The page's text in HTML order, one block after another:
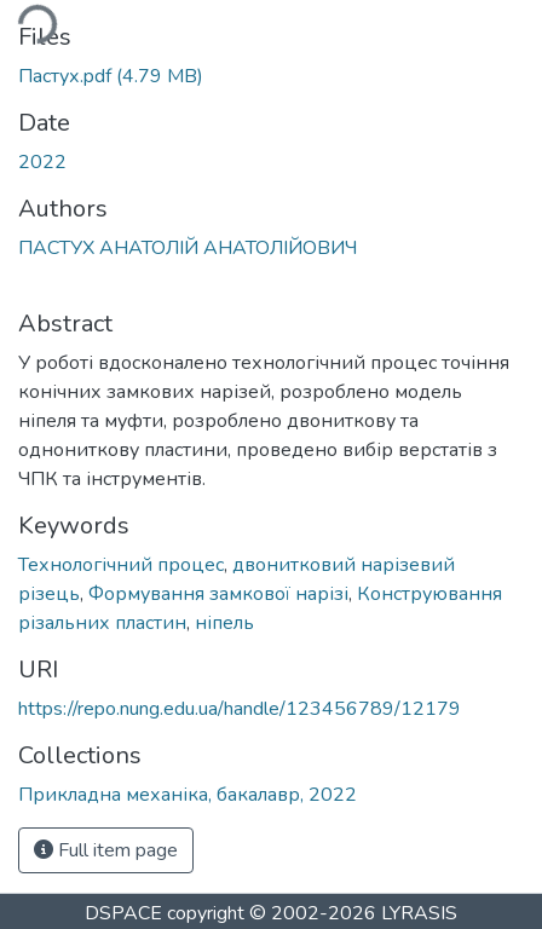
Files
Пастух.pdf(4.79 MB)
Date
2022
Authors
ПАСТУХ АНАТОЛІЙ АНАТОЛІЙОВИЧ
Abstract
У роботі вдосконалено технологічний процес точіння
конічних замкових нарізей, розроблено модель
ніпеля та муфти, розроблено двониткову та
однониткову пластини, проведено вибір верстатів з
ЧПК та інструментів.
Keywords
Технологічний процес, двонитковий нарізевий
різець, Формування замкової нарізі, Конструювання
різальних пластин, ніпель
URI
https://repo.nung.edu.ua/handle/123456789/12179
Collections
Прикладна механіка, бакалавр, 2022
Full item page
DSPACE copyright © 2002-2026 LYRASIS